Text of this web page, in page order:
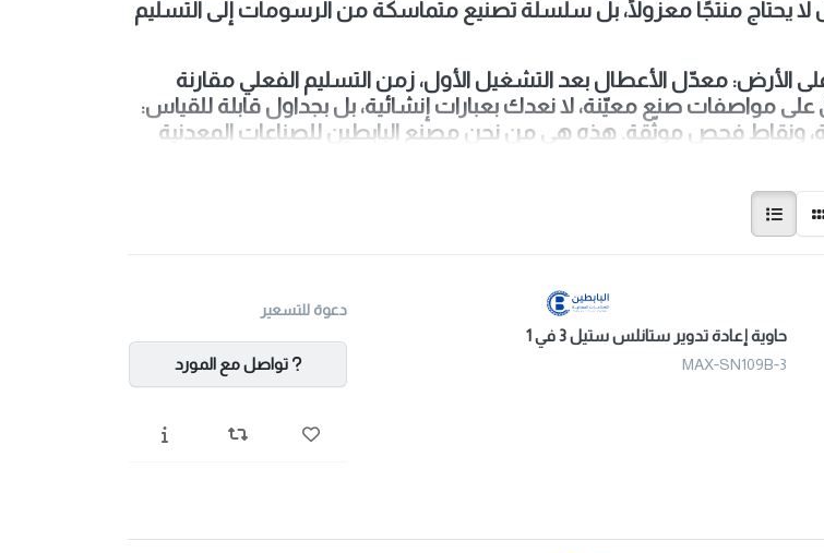
يحتاج منتجًا معزولًا، بل سلسلة تصنيع متماسكة من الرسومات إلى التسليم
الأرض: معدّل الأعطال بعد التشغيل الأول، زمن التسليم الفعلي مقارنة
على مواصفات صنع معيّنة، لا نعدك بعبارات إنشائية، بل بجداول قابلة للقياس:
ونقاط فحص موثّقة. هذه هي من نحن مصنع البابطين للصناعات المعدنية
التشغيل قبل أي شيء.
حاوية إعادة تدوير ستانلس ستيل 3 في 1
MAX‑SN109B‑3
دعوة للتسعير
تواصل مع المورد